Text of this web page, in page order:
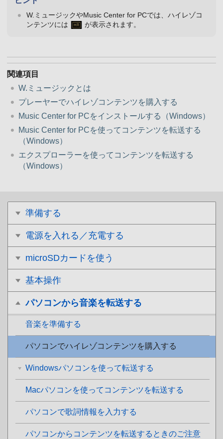
準備する
電源を入れる／充電する
microSDカードを使う
基本操作
パソコンから音楽を転送する
音楽を準備する
パソコンでハイレゾコンテンツを購入する
Windowsパソコンを使って転送する
Macパソコンを使ってコンテンツを転送する
パソコンで歌詞情報を入力する
パソコンからコンテンツを転送するときのご注意
W.ミュージックやMusic Center for PCでは、ハイレゾコ
ンテンツには
が表示されます。
関連項目
W.ミュージックとは
プレーヤーでハイレゾコンテンツを購入する
Music Center for PCをインストールする（Windows）
Music Center for PCを使ってコンテンツを転送する
（Windows）
エクスプローラーを使ってコンテンツを転送する
（Windows）